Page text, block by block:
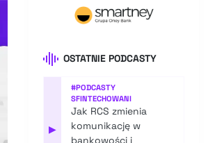
OSTATNIE PODCASTY
▶
#PODCASTY
SFINTECHOWANI
Jak RCS zmienia
komunikację w
bankowości i